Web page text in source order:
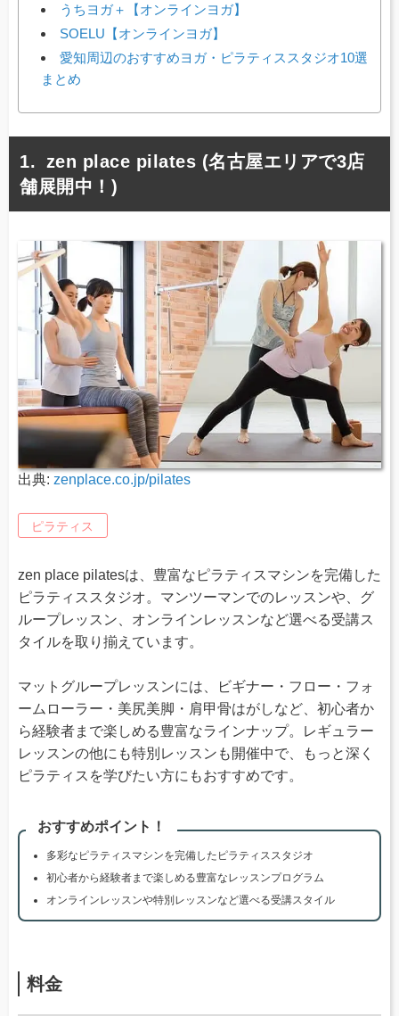
うちヨガ＋【オンラインヨガ】
SOELU【オンラインヨガ】
愛知周辺のおすすめヨガ・ピラティススタジオ10選
まとめ
zen place pilates (名古屋エリアで3店
舗展開中！)
出典: zenplace.co.jp/pilates
ピラティス
zen place pilatesは、豊富なピラティスマシンを完備した
ピラティススタジオ。マンツーマンでのレッスンや、グ
ループレッスン、オンラインレッスンなど選べる受講ス
タイルを取り揃えています。
マットグループレッスンには、ビギナー・フロー・フォ
ームローラー・美尻美脚・肩甲骨はがしなど、初心者か
ら経験者まで楽しめる豊富なラインナップ。レギュラー
レッスンの他にも特別レッスンも開催中で、もっと深く
ピラティスを学びたい方にもおすすめです。
おすすめポイント！
多彩なピラティスマシンを完備したピラティススタジオ
初心者から経験者まで楽しめる豊富なレッスンプログラム
オンラインレッスンや特別レッスンなど選べる受講スタイル
料金